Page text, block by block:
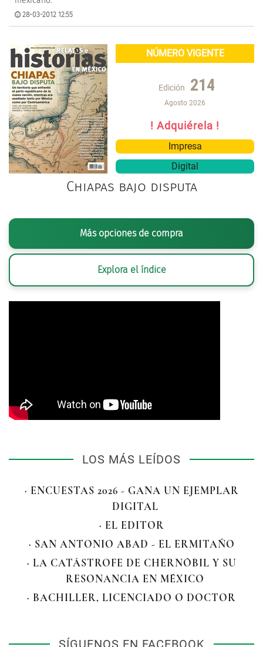
28-03-2012 12:55
NÚMERO VIGENTE
Edición 214
Agosto 2026
! Adquiérela !
Impresa
Digital
Chiapas bajo disputa
Más opciones de compra
Explora el índice
LOS MÁS LEÍDOS
· ENCUESTAS 2026 - GANA UN EJEMPLAR
DIGITAL
· EL EDITOR
· SAN ANTONIO ABAD - EL ERMITAÑO
· LA CATÁSTROFE DE CHERNÓBIL Y SU
RESONANCIA EN MÉXICO
· BACHILLER, LICENCIADO O DOCTOR
SÍGUENOS EN FACEBOOK